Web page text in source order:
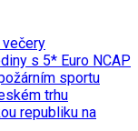
s 5* Euro NCAP
sportu
trhu
republiku na